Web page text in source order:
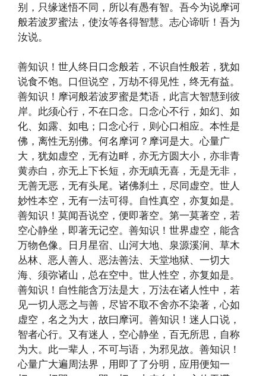
别，只缘迷悟不同，所以有愚有智。吾今为说摩诃
般若波罗蜜法，使汝等各得智慧。志心谛听！吾为
汝说。
善知识！世人终日口念般若，不识自性般若，犹如
说食不饱。口但说空，万劫不得见性，终无有益。
善知识！摩诃般若波罗蜜是梵语，此言大智慧到彼
岸。此须心行，不在口念。口念心不行，如幻、如
化、如露、如电；口念心行，则心口相应。本性是
佛，离性无别佛。何名摩诃？摩诃是大。心量广
大，犹如虚空，无有边畔，亦无方圆大小，亦非青
黄赤白，亦无上下长短，亦无瞋无喜，无是无非，
无善无恶，无有头尾。诸佛刹土，尽同虚空。世人
妙性本空，无有一法可得。自性真空，亦复如是。
善知识！莫闻吾说空，便即著空。第一莫著空，若
空心静坐，即著无记空。善知识！世界虚空，能含
万物色像。日月星宿、山河大地、泉源溪涧、草木
丛林、恶人善人、恶法善法、天堂地狱、一切大
海、须弥诸山，总在空中。世人性空，亦复如是。
善知识！自性能含万法是大，万法在诸人性中，若
见一切人恶之与善，尽皆不取不舍亦不染著，心如
虚空，名之为大，故曰摩诃。善知识！迷人口说，
智者心行。又有迷人，空心静坐，百无所思，自称
为大。此一辈人，不可与语，为邪见故。善知识！
心量广大遍周法界，用即了了分明，应用便知一